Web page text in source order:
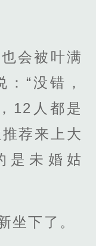
会被叶满
“没错，
12人都是
荐来上大
是未婚姑
坐下了。